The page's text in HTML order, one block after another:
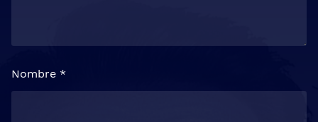
Nombre *